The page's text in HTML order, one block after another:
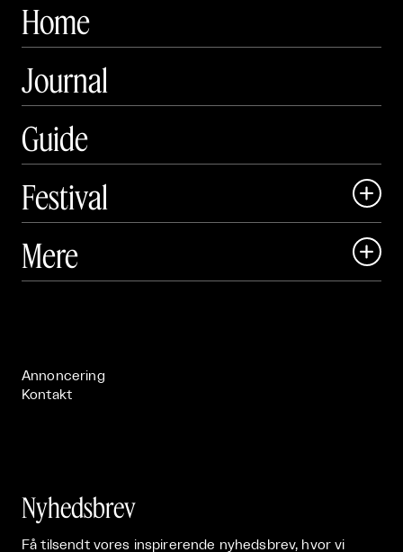
Home
Journal
Guide
Festival

 Art Matter Festival
Mere 
Annoncering
Kontakt
Nyhedsbrev
Få tilsendt vores inspirerende nyhedsbrev, hvor vi